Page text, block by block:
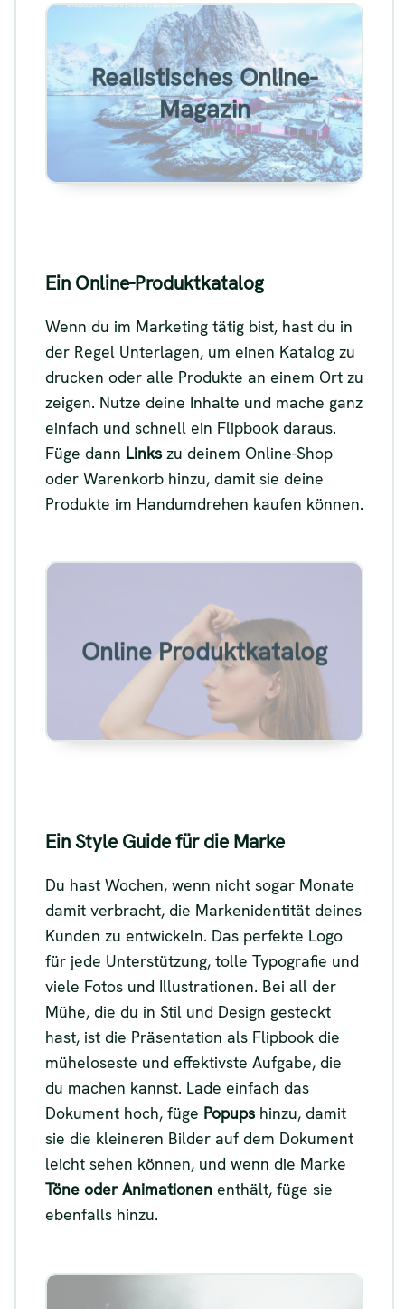
Realistisches Online-
Magazin
Flipbook-Beispiel für ein
realistisches Online-Magazin
Siehe
Ein Online-Produktkatalog
Wenn du im Marketing tätig bist, hast du in
der Regel Unterlagen, um einen Katalog zu
drucken oder alle Produkte an einem Ort zu
zeigen. Nutze deine Inhalte und mache ganz
einfach und schnell ein Flipbook daraus.
Füge dann Links zu deinem Online-Shop
oder Warenkorb hinzu, damit sie deine
Produkte im Handumdrehen kaufen können.
Online Produktkatalog
Beispiel für den
Produktkatalog einer
Modemarke
Siehe
Ein Style Guide für die Marke
Du hast Wochen, wenn nicht sogar Monate
damit verbracht, die Markenidentität deines
Kunden zu entwickeln. Das perfekte Logo
für jede Unterstützung, tolle Typografie und
viele Fotos und Illustrationen. Bei all der
Mühe, die du in Stil und Design gesteckt
hast, ist die Präsentation als Flipbook die
müheloseste und effektivste Aufgabe, die
du machen kannst. Lade einfach das
Dokument hoch, füge Popups hinzu, damit
sie die kleineren Bilder auf dem Dokument
leicht sehen können, und wenn die Marke
Töne oder Animationen enthält, füge sie
ebenfalls hinzu.